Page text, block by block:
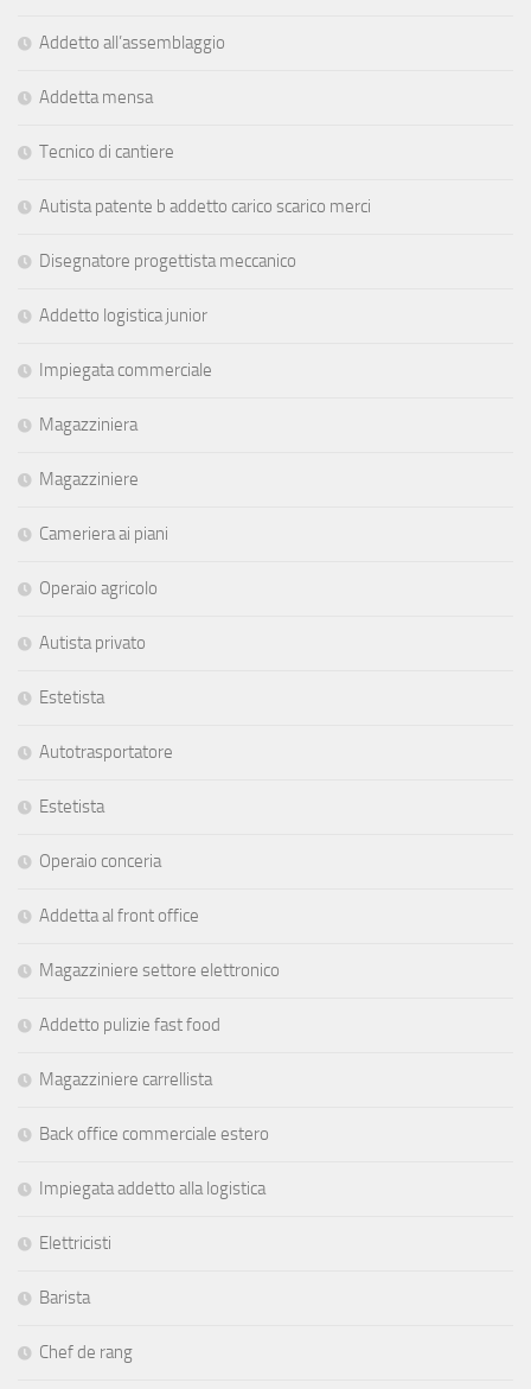
Addetto all’assemblaggio
Addetta mensa
Tecnico di cantiere
Autista patente b addetto carico scarico merci
Disegnatore progettista meccanico
Addetto logistica junior
Impiegata commerciale
Magazziniera
Magazziniere
Cameriera ai piani
Operaio agricolo
Autista privato
Estetista
Autotrasportatore
Estetista
Operaio conceria
Addetta al front office
Magazziniere settore elettronico
Addetto pulizie fast food
Magazziniere carrellista
Back office commerciale estero
Impiegata addetto alla logistica
Elettricisti
Barista
Chef de rang